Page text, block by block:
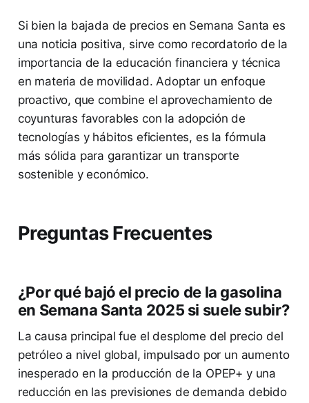
Si bien la bajada de precios en Semana Santa es
una noticia positiva, sirve como recordatorio de la
importancia de la educación financiera y técnica
en materia de movilidad. Adoptar un enfoque
proactivo, que combine el aprovechamiento de
coyunturas favorables con la adopción de
tecnologías y hábitos eficientes, es la fórmula
más sólida para garantizar un transporte
sostenible y económico.
Preguntas Frecuentes
¿Por qué bajó el precio de la gasolina
en Semana Santa 2025 si suele subir?
La causa principal fue el desplome del precio del
petróleo a nivel global, impulsado por un aumento
inesperado en la producción de la OPEP+ y una
reducción en las previsiones de demanda debido